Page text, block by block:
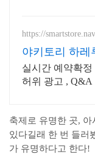
https://
야키토리 하레
가능
실시간 예약확
허위 광고 , Q&A
축제로 유명한 곳, 아
있다길래 한 번 들러
가 유명하다고 한다!